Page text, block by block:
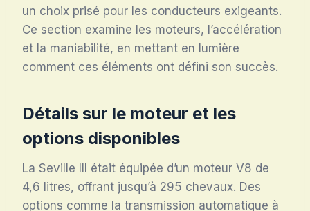
un choix prisé pour les conducteurs exigeants.
Ce section examine les moteurs, l’accélération
et la maniabilité, en mettant en lumière
comment ces éléments ont défini son succès.
Détails sur le moteur et les
options disponibles
La Seville III était équipée d’un moteur V8 de
4,6 litres, offrant jusqu’à 295 chevaux. Des
options comme la transmission automatique à